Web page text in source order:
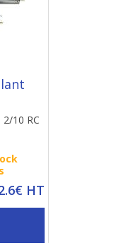
10 RC
HT